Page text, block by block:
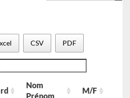
CSV PDF
Nom
Prénom
M/F